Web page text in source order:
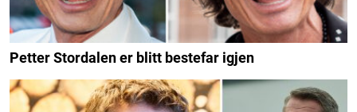
Petter Stordalen er blitt bestefar igjen